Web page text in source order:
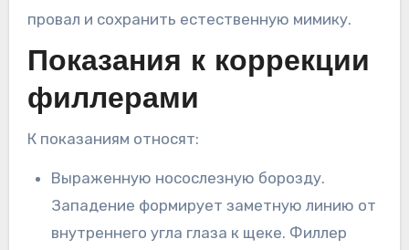
провал и сохранить естественную мимику.
Показания к коррекции
филлерами
К показаниям относят:
Выраженную носослезную борозду.
Западение формирует заметную линию от
внутреннего угла глаза к щеке. Филлер